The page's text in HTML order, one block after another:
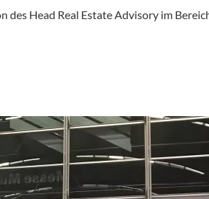
Head Real Estate Advisory im